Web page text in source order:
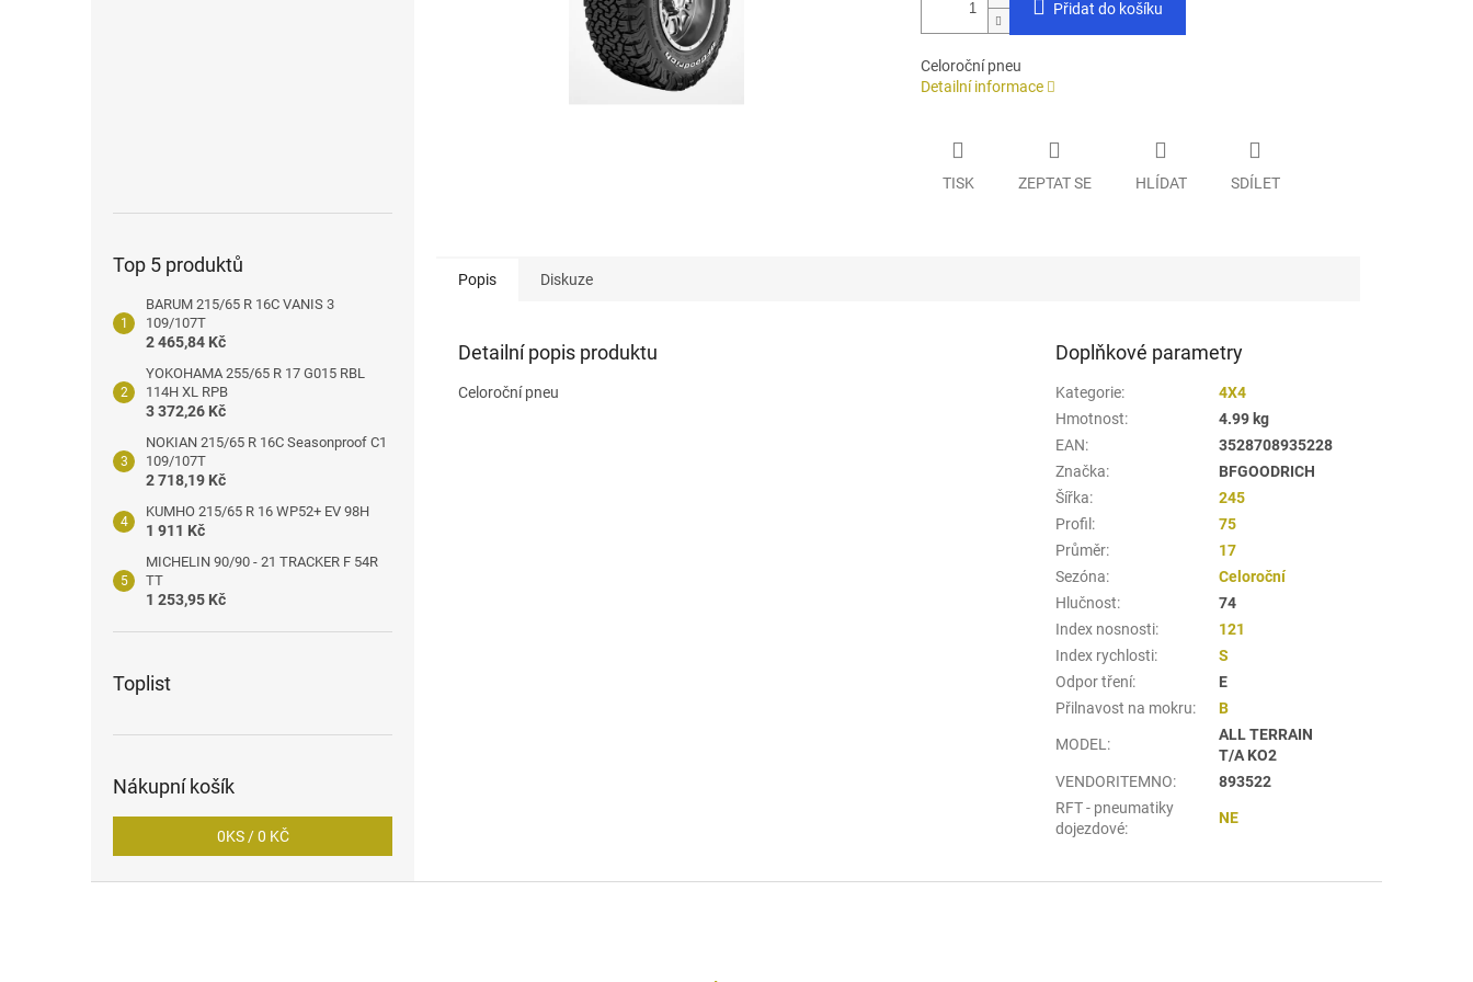
Top 5 produktů
BARUM 215/65 R 16C VANIS 3
109/107T
2 465,84 Kč
YOKOHAMA 255/65 R 17 G015 RBL
114H XL RPB
3 372,26 Kč
NOKIAN 215/65 R 16C Seasonproof C1
109/107T
2 718,19 Kč
KUMHO 215/65 R 16 WP52+ EV 98H
1 911 Kč
MICHELIN 90/90 - 21 TRACKER F 54R
TT
1 253,95 Kč
Toplist
Nákupní košík
0KS /0 KČ
Přidat do košíku
Celoroční pneu
Detailní informace
TISK ZEPTAT SE HLÍDAT SDÍLET
Popis Diskuze
Detailní popis produktu
Celoroční pneu
Doplňkové parametry
Kategorie:
4X4
Hmotnost:
4.99 kg
EAN:
3528708935228
Značka:
BFGOODRICH
Šířka:
245
Profil :
75
Průměr:
17
Sezóna:
Celoroční
Hlučnost:
74
Index nosnosti:
121
Index rychlosti:
S
Odpor tření:
E
Přilnavost na mokru: B
MODEL :
ALL TERRAIN
T/A KO2
VENDORITEMNO:
893522
RFT - pneumatiky
dojezdové:
NE